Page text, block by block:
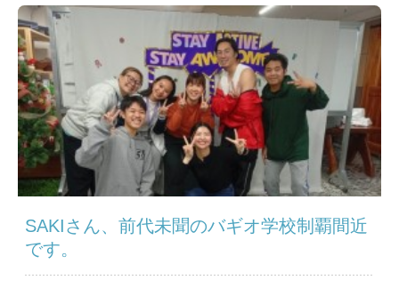
SAKIさん、前代未聞のバギオ学校制覇間近
です。